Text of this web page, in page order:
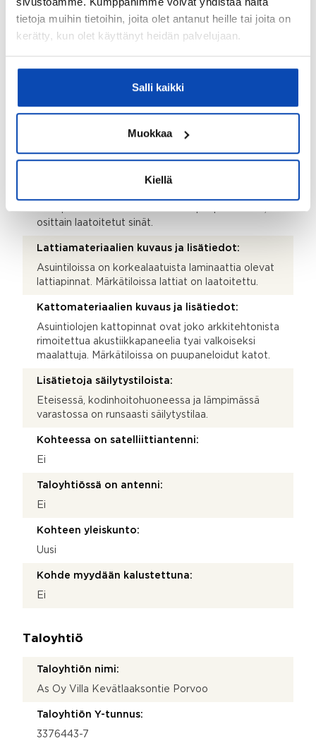
tietoja muihin tietoihin, joita olet antanut heille tai joita on
kerätty, kun olet käyttänyt heidän palvelujaan.
Salli kaikki
Muokkaa
Kiellä
tilava aula, josta on käynnit kerroksen muihin
huoneisiin ja tiloihin. Lisäksi lämmin varasto ja peräti
67 m2 kokoinen autokatos.
Terassi:
käytännöllinen terassipatio.
Seinämateriaalien kuvaus ja lisätiedot:
Asuintilojen seinäpinnat ovat pääosin valkoisiksi
osittain laatoitetut sinät.
Lattiamateriaalien kuvaus ja lisätiedot:
Asuintiloissa on korkealaatuista laminaattia olevat
lattiapinnat. Märkätiloissa lattiat on laatoitettu.
Kattomateriaalien kuvaus ja lisätiedot:
Asuintiolojen kattopinnat ovat joko arkkitehtonista
rimoitettua akustiikkapaneelia tyai valkoiseksi
maalattuja. Märkätiloissa on puupaneloidut katot.
Lisätietoja säilytystiloista:
Eteisessä, kodinhoitohuoneessa ja lämpimässä
varastossa on runsaasti säilytystilaa.
Kohteessa on satelliittiantenni:
Ei
Taloyhtiössä on antenni:
Ei
Kohteen yleiskunto:
Uusi
Kohde myydään kalustettuna:
Ei
Taloyhtiö
Taloyhtiön nimi:
As Oy Villa Kevätlaaksontie Porvoo
Taloyhtiön Y-tunnus:
3376443-7